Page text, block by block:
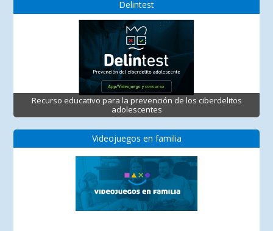
Delintest
Recurso educativo para la prevención de los ciberdelitos
adolescentes
Videojuegos en familia